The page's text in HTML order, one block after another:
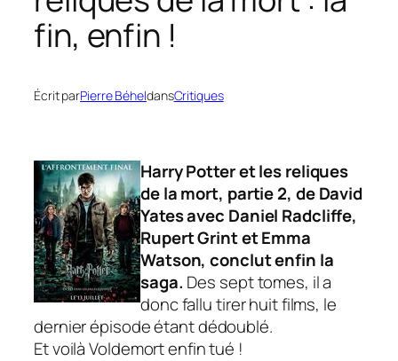
fin, enfin !
Écrit parPierre BéheldansCritiques
Harry Potter et les reliques
de la mort, partie 2, de David
Yates avec Daniel Radcliffe,
Rupert Grint et Emma
Watson, conclut enfin la
saga. Des sept tomes, il a
donc fallu tirer huit films, le
dernier épisode étant dédoublé.
Et voilà Voldemort enfin tué !